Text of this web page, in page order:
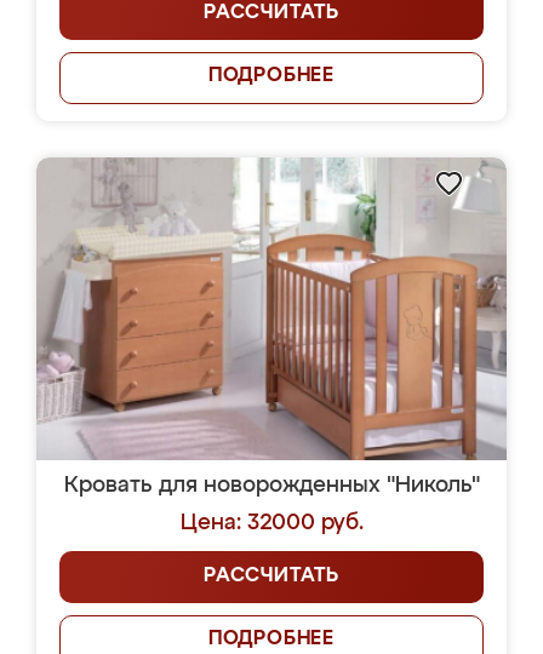
РАССЧИТАТЬ
ПОДРОБНЕЕ
Кровать для новорожденных "Николь"
Цена: 32000 руб.
РАССЧИТАТЬ
ПОДРОБНЕЕ